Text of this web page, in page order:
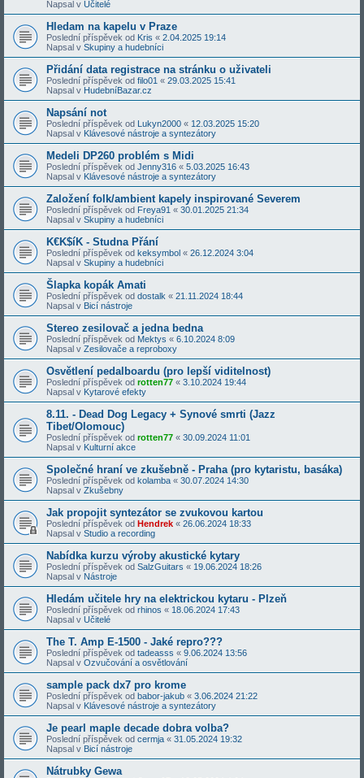
Napsal v Učitelé
Hledam na kapelu v Praze
Poslední příspěvek od Kris « 2.04.2025 19:14
Napsal v Skupiny a hudebníci
Přidání data registrace na stránku o uživateli
Poslední příspěvek od filo01 « 29.03.2025 15:41
Napsal v HudebníBazar.cz
Napsání not
Poslední příspěvek od Lukyn2000 « 12.03.2025 15:20
Napsal v Klávesové nástroje a syntezátory
Medeli DP260 problém s Midi
Poslední příspěvek od Jenny316 « 5.03.2025 16:43
Napsal v Klávesové nástroje a syntezátory
Založení folk/ambient kapely inspirované Severem
Poslední příspěvek od Freya91 « 30.01.2025 21:34
Napsal v Skupiny a hudebníci
K€K$íK - Studna Přání
Poslední příspěvek od keksymbol « 26.12.2024 3:04
Napsal v Skupiny a hudebníci
Šlapka kopák Amati
Poslední příspěvek od dostalk « 21.11.2024 18:44
Napsal v Bicí nástroje
Stereo zesilovač a jedna bedna
Poslední příspěvek od Mektys « 6.10.2024 8:09
Napsal v Zesilovače a reproboxy
Osvětlení pedalboardu (pro lepší viditelnost)
Poslední příspěvek od rotten77 « 3.10.2024 19:44
Napsal v Kytarové efekty
8.11. - Dead Dog Legacy + Synové smrti (Jazz
Tibet/Olomouc)
Poslední příspěvek od rotten77 « 30.09.2024 11:01
Napsal v Kulturní akce
Společné hraní ve zkušebně - Praha (pro kytaristu, basáka)
Poslední příspěvek od kolamba « 30.07.2024 14:30
Napsal v Zkušebny
Jak propojit syntezátor se zvukovou kartou
Poslední příspěvek od Hendrek « 26.06.2024 18:33
Napsal v Studio a recording
Nabídka kurzu výroby akustické kytary
Poslední příspěvek od SalzGuitars « 19.06.2024 18:26
Napsal v Nástroje
Hledám učitele hry na elektrickou kytaru - Plzeň
Poslední příspěvek od rhinos « 18.06.2024 17:43
Napsal v Učitelé
The T. Amp E-1500 - Jaké repro???
Poslední příspěvek od tadeasss « 9.06.2024 13:56
Napsal v Ozvučování a osvětlování
sample pack dx7 pro krome
Poslední příspěvek od babor-jakub « 3.06.2024 21:22
Napsal v Klávesové nástroje a syntezátory
Je pearl maple decade dobra volba?
Poslední příspěvek od cermja « 31.05.2024 19:32
Napsal v Bicí nástroje
Nátrubky Gewa